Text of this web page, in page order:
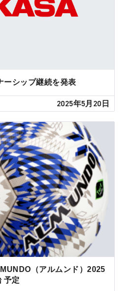
ーシップ継続を発表
2025年5月20日
（アルムンド）2025
予定